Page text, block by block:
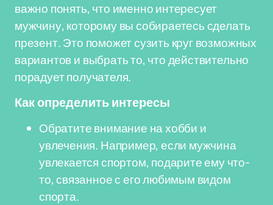
важно понять, что именно интересует
мужчину, которому вы собираетесь сделать
презент. Это поможет сузить круг возможных
вариантов и выбрать то, что действительно
порадует получателя.
Как определить интересы
Обратите внимание на хобби и
увлечения. Например, если мужчина
увлекается спортом, подарите ему что-
то, связанное с его любимым видом
спорта.